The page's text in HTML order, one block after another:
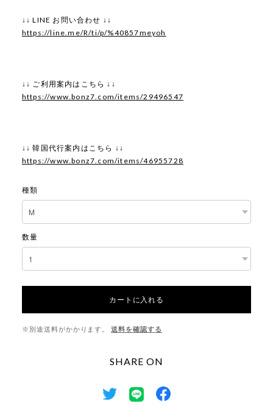
↓↓ LINE お問い合わせ ↓↓
https://line.me/R/ti/p/%40857meyoh
↓↓ ご利用案内はこちら ↓↓
https://www.bonz7.com/items/29496547
↓↓ 韓国代行案内はこちら ↓↓
https://www.bonz7.com/items/46955728
種類
数量
カートに入れる
※別途送料がかかります。 送料を確認する
SHARE ON